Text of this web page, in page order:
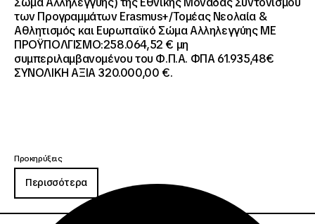
των Προγραμμάτων Erasmus+/Τομέας Νεολαία &
Αθλητισμός και Ευρωπαϊκό Σώμα Αλληλεγγύης ΜΕ
ΠΡΟΫΠΟΛΓΙΣΜΟ:258.064,52 € μη
συμπεριλαμβανομένου του Φ.Π.Α. ΦΠΑ 61.935,48€
ΣΥΝΟΛΙΚΗ ΑΞΙΑ 320.000,00 €.
Προκηρύξεις
Περισσότερα